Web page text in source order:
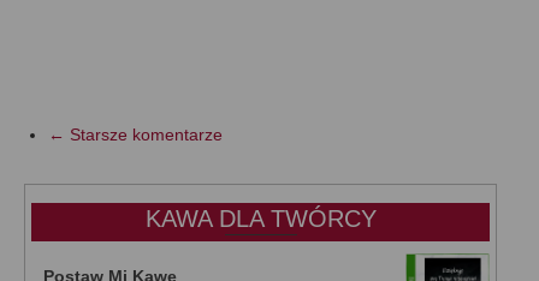
← Starsze komentarze
KAWA DLA TWÓRCY
Postaw Mi Kawę